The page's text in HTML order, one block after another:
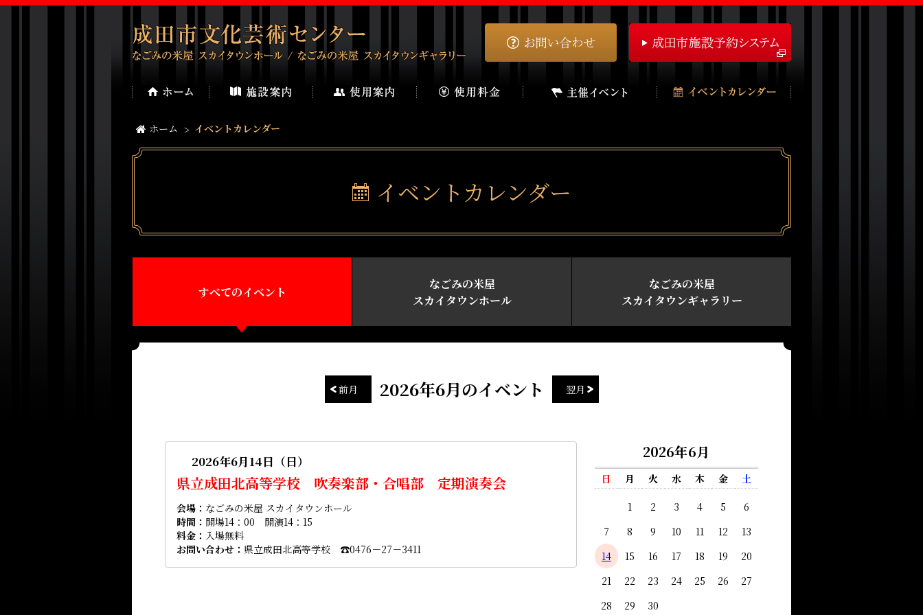
ホーム イベントカレンダー
イベントカレンダー
すべてのイベント
なごみの米屋
スカイタウンホール
なごみの米屋
スカイタウンギャラリー
前月 2026年6月のイベント 翌月
2026年6月14日（日）
県立成田北高等学校 吹奏楽部・合唱部 定期演奏会
会場
なごみの米屋 スカイタウンホール
時間
開場14：00 開演14：15
料金
入場無料
お問い合わせ
県立成田北高等学校 ☎0476－27－3411
2026年6月
日 月 火 水 木 金 土
1 2 3 4 5
6
7
8 9 10 11 12
13
14
15 16 17 18 19
20
21
22 23 24 25 26
27
28
29 30